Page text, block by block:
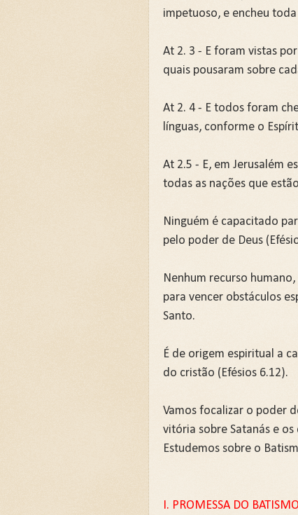
🌧️PRIMEIRA
📚SEGUNDA
🛡️CAMPANHA:
🌧️A IMPORTÂNCIA DA
impetuoso, e encheu
At 2. 3 - E foram vistas
quais pousaram sobre
At 2. 4 - E todos foram
línguas, conforme o
At 2.5 - E, em Jerusalém
todas as nações que
Ninguém é capacitado
pelo poder de Deus
Nenhum recurso
para vencer obstáculos
Santo.
É de origem espiritual a
do cristão (Efésios 6.12).
Vamos focalizar o poder
vitória sobre Satanás e
Estudemos sobre o
I. PROMESSA DO